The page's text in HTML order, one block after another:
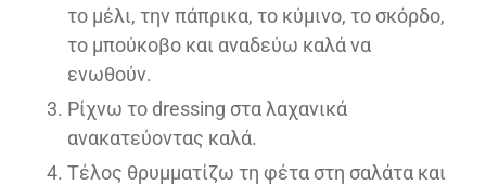
το μέλι, την πάπρικα, το κύμινο, το σκόρδο,
το μπούκοβο και αναδεύω καλά να
ενωθούν.
Ρίχνω το dressing στα λαχανικά
ανακατεύοντας καλά.
Τέλος θρυμματίζω τη φέτα στη σαλάτα και